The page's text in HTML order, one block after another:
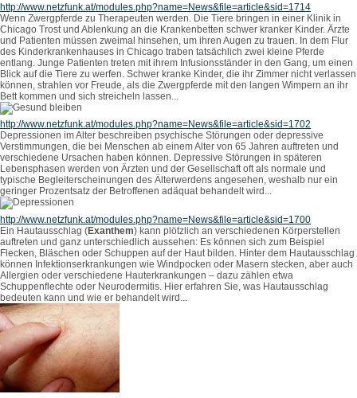
http://www.netzfunk.at/modules.php?name=News&file=article&sid=1714
Wenn Zwergpferde zu Therapeuten werden. Die Tiere bringen in einer Klinik in
Chicago Trost und Ablenkung an die Krankenbetten schwer kranker Kinder. Ärzte
und Patienten müssen zweimal hinsehen, um ihren Augen zu trauen. In dem Flur
des Kinderkrankenhauses in Chicago traben tatsächlich zwei kleine Pferde
entlang. Junge Patienten treten mit ihrem Infusionsständer in den Gang, um einen
Blick auf die Tiere zu werfen. Schwer kranke Kinder, die ihr Zimmer nicht verlassen
können, strahlen vor Freude, als die Zwergpferde mit den langen Wimpern an ihr
Bett kommen und sich streicheln lassen...
http://www.netzfunk.at/modules.php?name=News&file=article&sid=1702
Depressionen im Alter beschreiben psychische Störungen oder depressive
Verstimmungen, die bei Menschen ab einem Alter von 65 Jahren auftreten und
verschiedene Ursachen haben können. Depressive Störungen in späteren
Lebensphasen werden von Ärzten und der Gesellschaft oft als normale und
typische Begleiterscheinungen des Älterwerdens angesehen, weshalb nur ein
geringer Prozentsatz der Betroffenen adäquat behandelt wird...
http://www.netzfunk.at/modules.php?name=News&file=article&sid=1700
Ein Hautausschlag (Exanthem) kann plötzlich an verschiedenen Körperstellen
auftreten und ganz unterschiedlich aussehen: Es können sich zum Beispiel
Flecken, Bläschen oder Schuppen auf der Haut bilden. Hinter dem Hautausschlag
können Infektionserkrankungen wie Windpocken oder Masern stecken, aber auch
Allergien oder verschiedene Hauterkrankungen – dazu zählen etwa
Schuppenflechte oder Neurodermitis. Hier erfahren Sie, was Hautausschlag
bedeuten kann und wie er behandelt wird...